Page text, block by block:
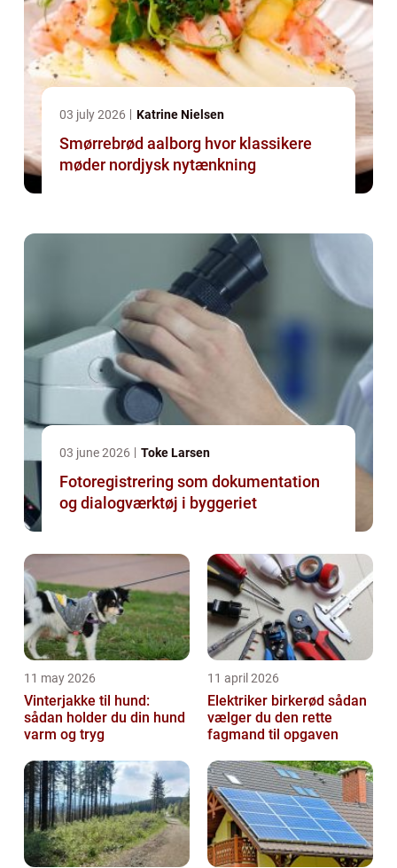
03 july 2026 Katrine Nielsen
Smørrebrød aalborg hvor klassikere
møder nordjysk nytænkning
03 june 2026 Toke Larsen
Fotoregistrering som dokumentation
og dialogværktøj i byggeriet
11 may 2026
Vinterjakke til hund:
sådan holder du din hund
varm og tryg
11 april 2026
Elektriker birkerød sådan
vælger du den rette
fagmand til opgaven